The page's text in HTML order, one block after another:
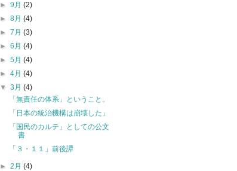
►9月(2)
►8月(4)
►7月(3)
►6月(4)
►5月(4)
►4月(4)
▼3月(4)
「無責任の体系」ということ。
「日本の統治機構は崩壊した」
「国民のカルテ」としての公文
書
「３・１１」前後譚
►2月(4)